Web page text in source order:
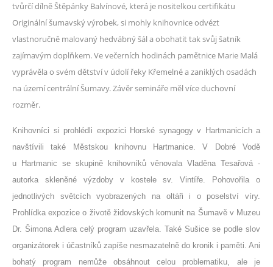
tvůrčí dílně Štěpánky Balvínové, která je nositelkou certifikátu
Originální šumavský výrobek, si mohly knihovnice odvézt
vlastnoručně malovaný hedvábný šál a obohatit tak svůj šatník
zajímavým doplňkem. Ve večerních hodinách pamětnice Marie Malá
vyprávěla o svém dětství v údolí řeky Křemelné a zaniklých osadách
na území centrální Šumavy. Závěr semináře měl více duchovní
rozměr.
Knihovníci si prohlédli expozici Horské synagogy v Hartmanicích a
navštívili také Městskou knihovnu Hartmanice. V Dobré Vodě
u Hartmanic se skupině knihovníků věnovala Vladěna Tesařová -
autorka skleněné výzdoby v kostele sv. Vintíře. Pohovořila o
jednotlivých světcích vyobrazených na oltáři i o poselství víry.
Prohlídka expozice o životě židovských komunit na Šumavě v Muzeu
Dr. Šimona Adlera celý program uzavřela. Také Sušice se podle slov
organizátorek i účastníků zapíše nesmazatelně do kronik i paměti. Ani
bohatý program nemůže obsáhnout celou problematiku, ale je